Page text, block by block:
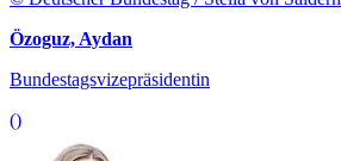
Özoguz, Aydan
Bundestagsvizepräsidentin
()